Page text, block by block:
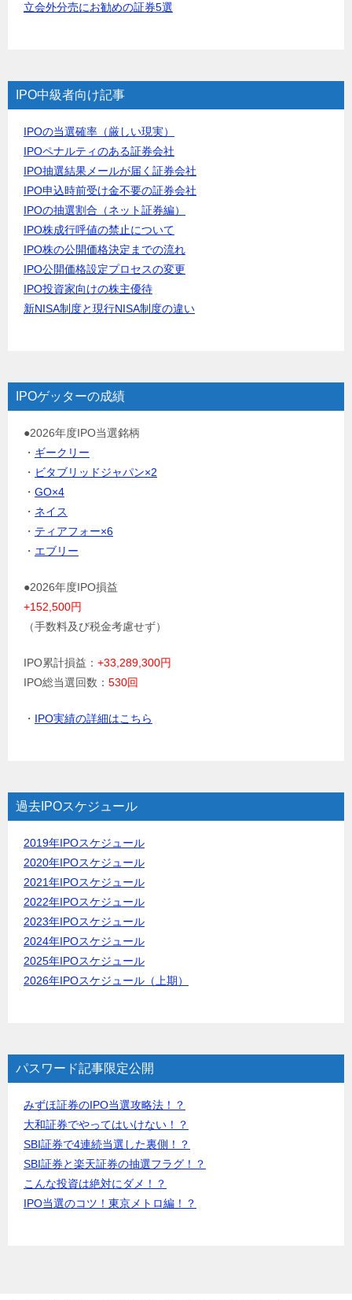
立会外分売にお勧めの証券5選
IPO中級者向け記事
IPOの当選確率（厳しい現実）
IPOペナルティのある証券会社
IPO抽選結果メールが届く証券会社
IPO申込時前受け金不要の証券会社
IPOの抽選割合（ネット証券編）
IPO株成行呼値の禁止について
IPO株の公開価格決定までの流れ
IPO公開価格設定プロセスの変更
IPO投資家向けの株主優待
新NISA制度と現行NISA制度の違い
IPOゲッターの成績
●2026年度IPO当選銘柄
・ ギークリー
・ ビタブリッドジャパン×2
・ GO×4
・ ネイス
・ ティアフォー×6
・ エブリー
●2026年度IPO損益
+152,500円
（手数料及び税金考慮せず）
IPO累計損益： +33,289,300円
IPO総当選回数： 530回
・ IPO実績の詳細はこちら
過去IPOスケジュール
2019年IPOスケジュール
2020年IPOスケジュール
2021年IPOスケジュール
2022年IPOスケジュール
2023年IPOスケジュール
2024年IPOスケジュール
2025年IPOスケジュール
2026年IPOスケジュール（上期）
パスワード記事限定公開
みずほ証券のIPO当選攻略法！？
大和証券でやってはいけない！？
SBI証券で4連続当選した裏側！？
SBI証券と楽天証券の抽選フラグ！？
こんな投資は絶対にダメ！？
IPO当選のコツ！東京メトロ編！？